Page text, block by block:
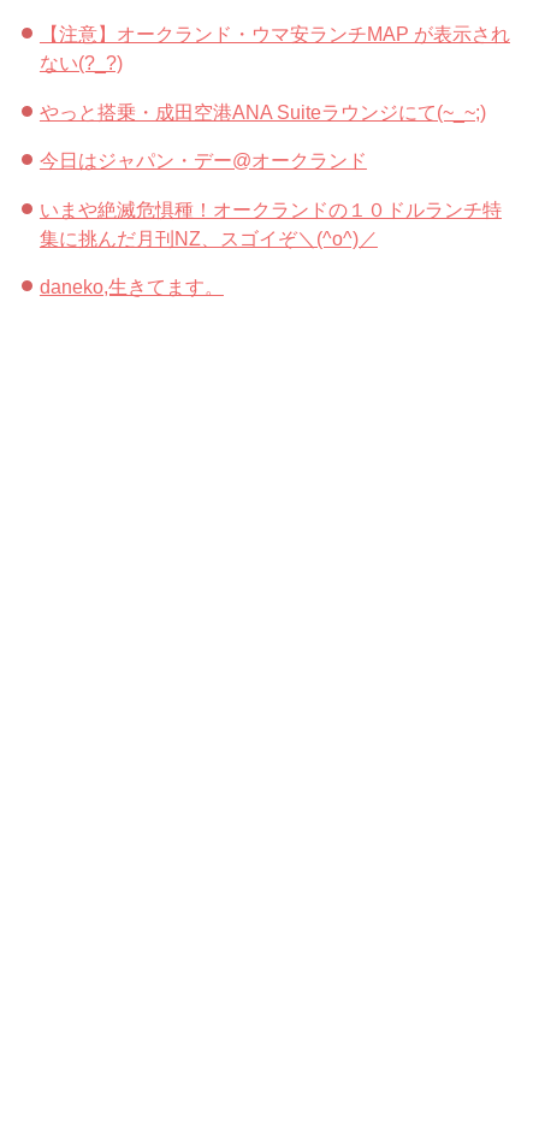
【注意】オークランド・ウマ安ランチMAP が表示され
ない(?_?)
やっと搭乗・成田空港ANA Suiteラウンジにて(~_~;)
今日はジャパン・デー@オークランド
いまや絶滅危惧種！オークランドの１０ドルランチ特
集に挑んだ月刊NZ、スゴイぞ＼(^o^)／
daneko,生きてます。